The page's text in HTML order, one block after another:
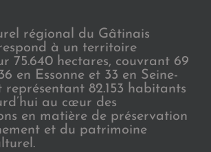
régional du Gâtinais
à un territoire
75.640 hectares, couvrant 69
en Essonne et 33 en Seine-
82.153 habitants
au cœur des
en matière de préservation
et du patrimoine